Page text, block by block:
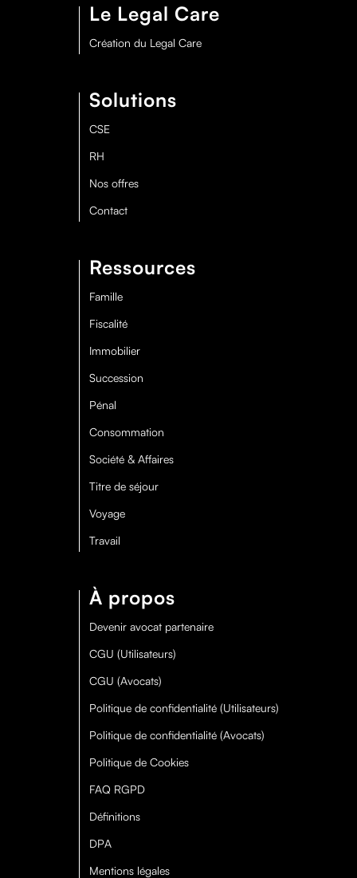
Le Legal Care
Création du Legal Care
Solutions
CSE
RH
Nos offres
Contact
Ressources
Famille
Fiscalité
Immobilier
Succession
Pénal
Consommation
Société & Affaires
Titre de séjour
Voyage
Travail
À propos
Devenir avocat partenaire
CGU (Utilisateurs)
CGU (Avocats)
Politique de confidentialité (Utilisateurs)
Politique de confidentialité (Avocats)
Politique de Cookies
FAQ RGPD
Définitions
DPA
Mentions légales